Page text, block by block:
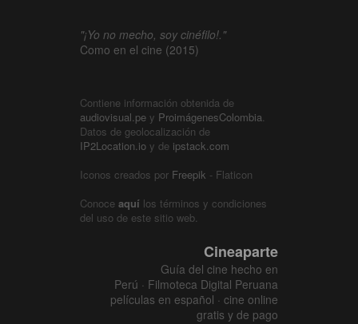
"¡Yo no mecho, soy cinéfilo!."
Como en el cine (2015)
Contiene información obtenida de
audiovisual.pe y ProimágenesColombia.
Datos de geolocalización de
IP2Location.io y de ipstack.com
Iconos creados por Freepik - Flaticon
Conoce aquí los términos y condiciones
del uso de este sitio web.
Cineaparte
Guía del cine hecho en
Perú · Filmoteca Digital Peruana
películas en español · cine online
gratis y de pago